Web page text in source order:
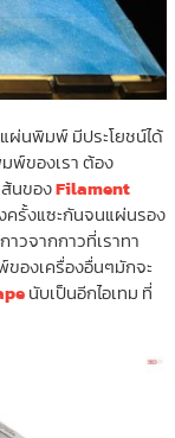
ผ่นพิมพ์ มีประโยชน์ได้
พ์ของเรา ต้อง
นของFilament
รั้งแซะกันจนแผ่นรอง
วจากกาวที่เราทา
องเครื่องอื่นๆมักจะ
นับเป็นอีกไอเทม ที่